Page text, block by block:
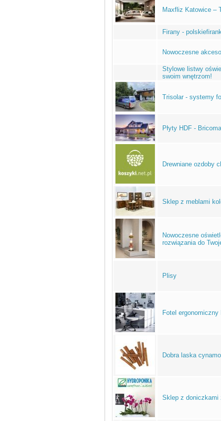
Maxfliz Katowice –
Firany -
Nowoczesne
Stylowe listwy
swoim wnętrzom!
Trisolar - systemy
Płyty HDF -
Drewniane ozdoby
Sklep z meblami
Nowoczesne
rozwiązania do
Plisy
Fotel
Dobra laska
Sklep z doniczkami